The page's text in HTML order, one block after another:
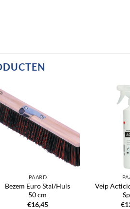
PAARD
Bezem Euro Stal/Huis
50 cm
€16,45
Veip
€